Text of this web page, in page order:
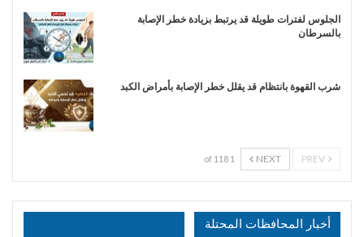
الجلوس لفترات طويلة قد يرتبط بزيادة خطر الإصابة
بالسرطان
شرب القهوة بانتظام قد يقلل خطر الإصابة بأمراض الكبد
NEXT
1 of 118
أخبار المحافظات المحتلة